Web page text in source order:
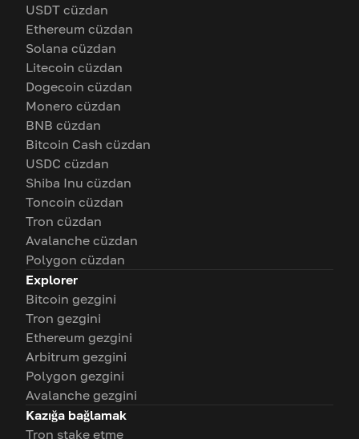
USDT cüzdan
Ethereum cüzdan
Solana cüzdan
Litecoin cüzdan
Dogecoin cüzdan
Monero cüzdan
BNB cüzdan
Bitcoin Cash cüzdan
USDC cüzdan
Shiba Inu cüzdan
Toncoin cüzdan
Tron cüzdan
Avalanche cüzdan
Polygon cüzdan
Explorer
Bitcoin gezgini
Tron gezgini
Ethereum gezgini
Arbitrum gezgini
Polygon gezgini
Avalanche gezgini
Kazığa bağlamak
Tron stake etme